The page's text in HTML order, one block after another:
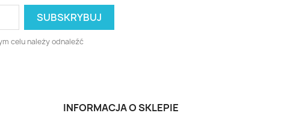
celu należy odnaleźć
INFORMACJA O SKLEPIE